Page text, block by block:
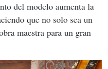
del modelo aumenta la
que no solo sea un
maestra para un gran